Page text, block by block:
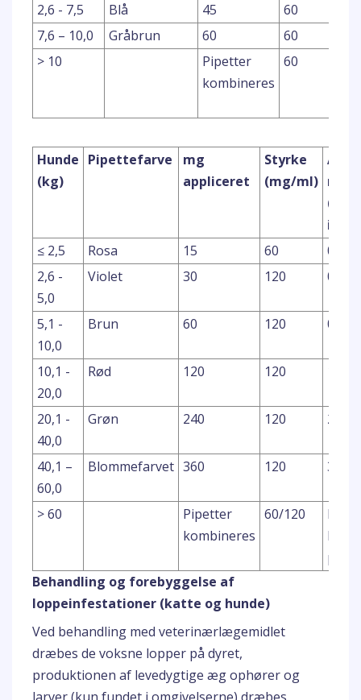
2,6 - 7,5
Blå 45
60
7,6 – 10,0
Gråbrun 60
60
> 10
Pipetter
kombineres
60
Hunde
(kg)
Pipettefarve
mg
appliceret
Styrke
(mg/ml)
i ml)
≤ 2,5
Rosa 15 60
0,25
2,6 -
5,0
Violet 30 120 0,25
5,1 -
10,0
Brun 60 120 0,5
10,1 -
20,0
Rød 120 120
20,1 -
40,0
Grøn 240 120 2,0
40,1 –
60,0
Blommefarvet 360 120 3,0
> 60
Pipetter
kombineres
60/120
Behandling og forebyggelse af
loppeinfestationer (katte og hunde)
Ved behandling med veterinærlægemidlet
dræbes de voksne lopper på dyret,
produktionen af levedygtige æg ophører og